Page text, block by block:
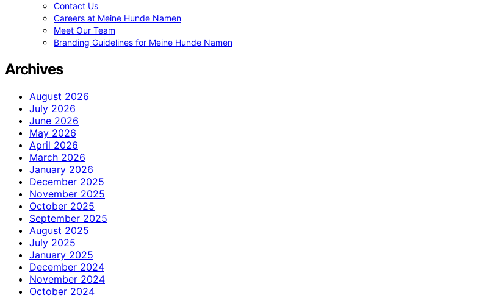
Contact Us
Careers at Meine Hunde Namen
Meet Our Team
Branding Guidelines for Meine Hunde Namen
Archives
August 2026
July 2026
June 2026
May 2026
April 2026
March 2026
January 2026
December 2025
November 2025
October 2025
September 2025
August 2025
July 2025
January 2025
December 2024
November 2024
October 2024